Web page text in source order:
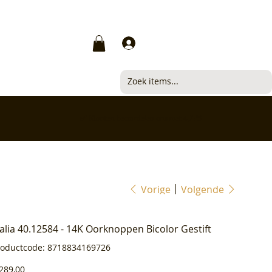
Vorige Volgende
40.12584 - 14K Oorknoppen Bicolor Gestift
Productcode
8718834169726
8718834169726